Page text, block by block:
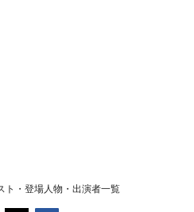
ト・登場人物・出演者一覧